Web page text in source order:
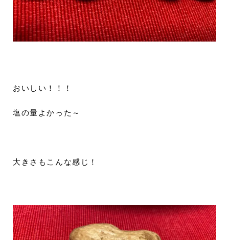
おいしい！！！
塩の量よかった～
大きさもこんな感じ！